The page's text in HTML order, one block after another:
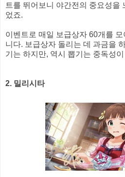
트를 뛰어보니 야간전의 중요성을
었죠.
이벤트로 매일 보급상자 60개를
니다. 보급상자 돌리는 데 과금을
기는 하지만, 역시 뽑기는 중독성
2. 밀리시타